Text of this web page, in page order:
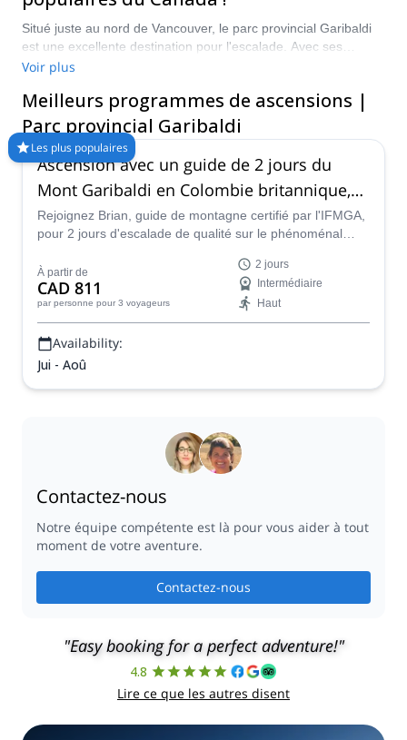
Situé juste au nord de Vancouver, le parc provincial Garibaldi
est une excellente destination pour l'escalade. Avec ses
différents sommets, adaptés à tous les niveaux de grimpeurs,
merveilles qui manquent ici. Comparez et réservez un guide
certifié pour votre programme sur Explore-Share.com : Plus de
1500 guides, plus de 70 pays et plus de 8000 programmes
différents à choisir. Faites votre choix parmi notre sélection de
programmes d'escalade dans le parc provincial Garibaldi. Les
montagnes vous appellent !
Voir plus
Meilleurs programmes de ascensions |
Parc provincial Garibaldi
Les plus populaires
Ascension avec un guide de 2 jours du
Mont Garibaldi en Colombie britannique,
Canada
Rejoignez Brian, guide de montagne certifié par l'IFMGA,
pour 2 jours d'escalade de qualité sur le phénoménal
Britannique, Canada.
À partir de
CAD 811
par personne pour 3 voyageurs
2 jours
Intermédiaire
Haut
Availability:
Jui - Aoû
Contactez-nous
Notre équipe compétente est là pour vous aider à tout
moment de votre aventure.
Contactez-nous
"Easy booking for a perfect adventure!"
4.8
Lire ce que les autres disent